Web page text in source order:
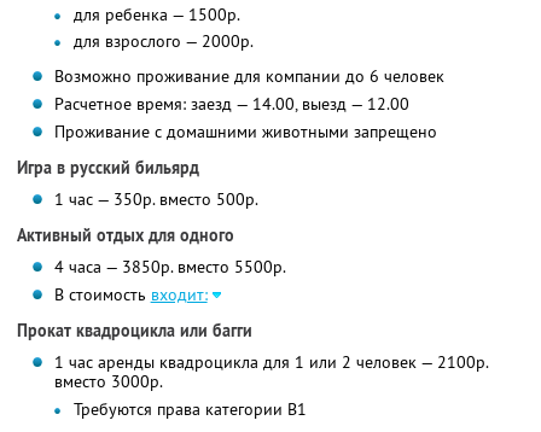
для ребенка — 1500р.
для взрослого — 2000р.
Возможно проживание для компании до 6 человек
Расчетное время: заезд — 14.00, выезд — 12.00
Проживание с домашними животными запрещено
Игра в русский бильярд
1 час — 350р. вместо 500р.
Активный отдых для одного
4 часа — 3850р. вместо 5500р.
В стоимость входит:
Прокат квадроцикла или багги
1 час аренды квадроцикла для 1 или 2 человек — 2100р.
вместо 3000р.
Требуются права категории В1